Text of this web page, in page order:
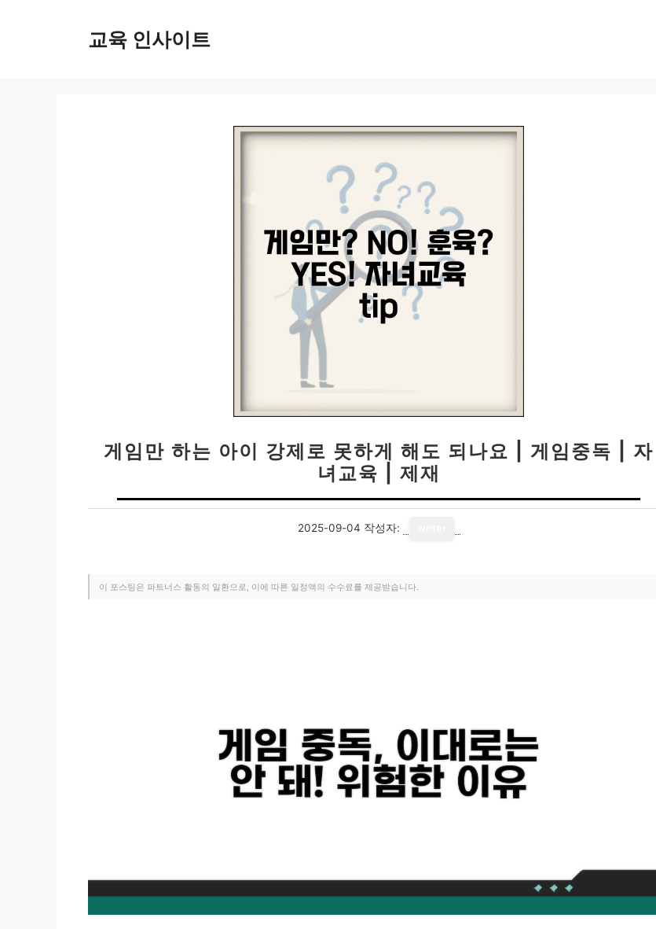
교육 인사이트
게임만 하는 아이 강제로 못하게 해도 되나요 | 게임중독 | 자
녀교육 | 제재
2025-09-04 작성자:
이 포스팅은 파트너스 활동의 일환으로, 이에 따른 일정액의 수수료를 제공받습니다.